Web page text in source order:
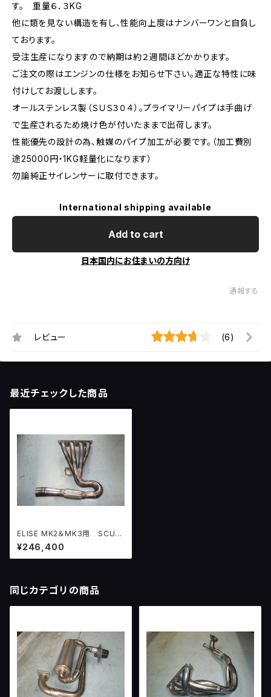
す。 重量６．３KG
他に類を見ない構造を有し、性能向上度はナンバーワンと自負し
ております。
受注生産になりますので納期は約２週間ほどかかります。
ご注文の際はエンジンの仕様をお知らせ下さい。適正な特性に味
付けしてお渡しします。
オールステンレス製（ＳＵＳ３０４）。プライマリーパイプは手曲げ
で生産されるため焼け色が付いたままで出荷します。
性能優先の設計の為、触媒のパイプ加工が必要です。（加工費別
途25000円・1KG軽量化になります）
勿論純正サイレンサーに取付できます。
International shipping available
Add to cart
日本国内にお住まいの方向け
通報する
レビュー (6)
最近チェックした商品
ELISE MK2＆MK3用 SCUD
インテグラルHYDRAエキゾース
ト （2ZZ-GEエンジン用）
¥246,400
同じカテゴリの商品